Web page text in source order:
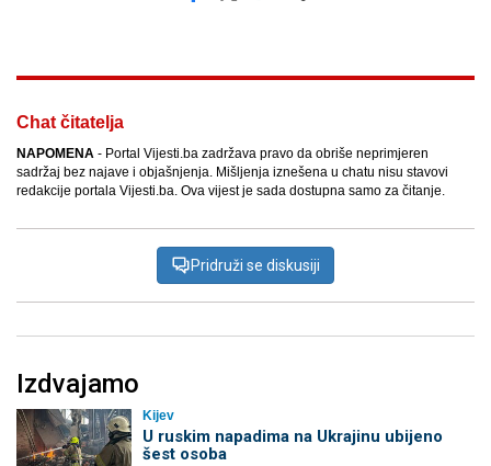
Chat čitatelja
NAPOMENA - Portal Vijesti.ba zadržava pravo da obriše neprimjeren
sadržaj bez najave i objašnjenja. Mišljenja iznešena u chatu nisu stavovi
redakcije portala Vijesti.ba. Ova vijest je sada dostupna samo za čitanje.
Pridruži se diskusiji
Izdvajamo
Kijev
U ruskim napadima na Ukrajinu ubijeno
šest osoba